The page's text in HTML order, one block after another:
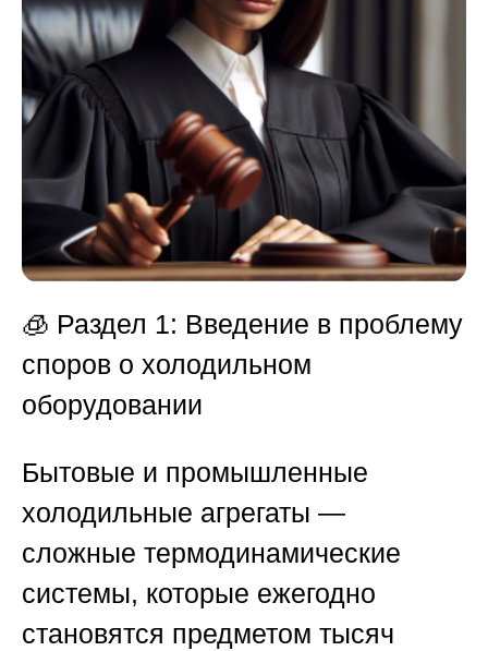
🧊 Раздел 1: Введение в проблему
споров о холодильном
оборудовании
Бытовые и промышленные
холодильные агрегаты —
сложные термодинамические
системы, которые ежегодно
становятся предметом тысяч